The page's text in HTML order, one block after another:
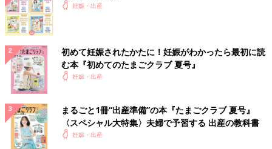
妊娠・出産
初めて妊娠されたかたに！妊娠がわかったら最初に読
む本『初めてのたまごクラブ 夏号』
妊娠・出産
まるごと1冊“出産準備”の本『たまごクラブ 夏号』
〈スペシャル大特集〉夫婦で予習する 出産の教科書
妊娠・出産